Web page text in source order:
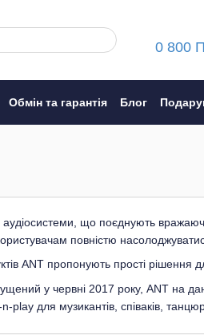
0 800
Обмін та гарантія Блог
що поєднують
повністю
ANT пропонують прості рішення
у червні 2017 року, ANT на
play для музикантів, співаків,